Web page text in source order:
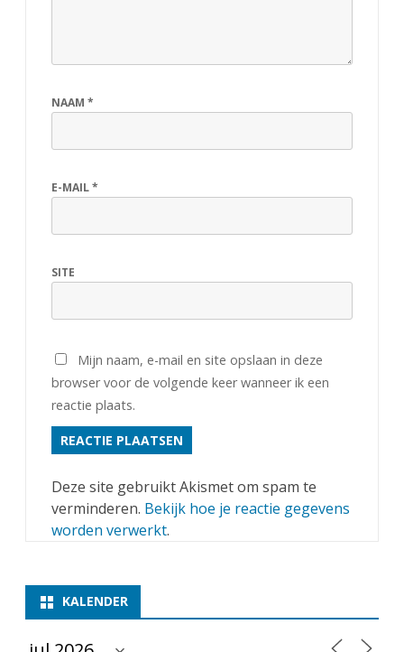
g
d
NAAM *
E-MAIL*
SITE
Mijn naam, e-mail en site opslaan in deze
browser voor de volgende keer wanneer ik een
reactie plaats.
Deze site gebruikt Akismet om spam te
verminderen. Bekijk hoe je reactie gegevens
worden verwerkt.
KALENDER